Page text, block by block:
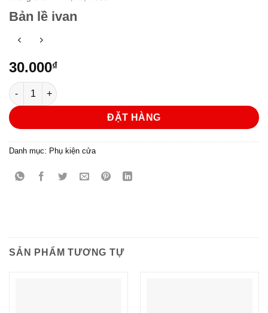
Bản lề ivan
30.000₫
Bản lề ivan số lượng
ĐẶT HÀNG
Danh mục: Phụ kiện cửa
SẢN PHẨM TƯƠNG TỰ